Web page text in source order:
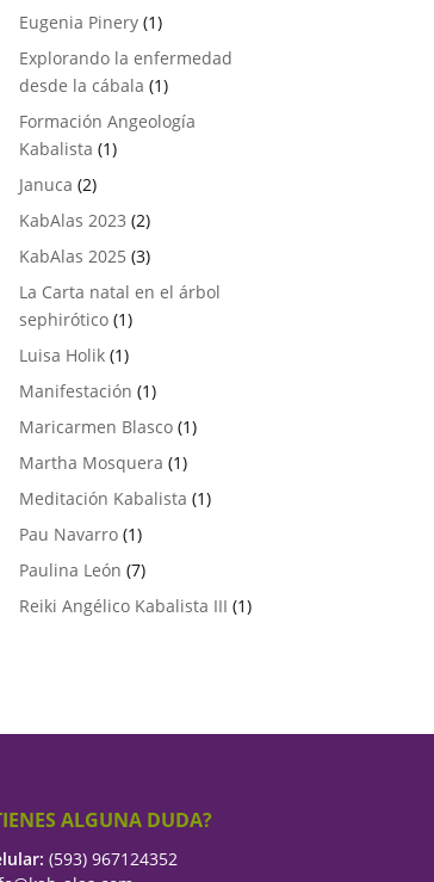
productos
Eugenia Pinery 11
producto
Explorando la enfermedad
desde la cábala 11
producto
Formación Angeología
Kabalista 11
Januca 22
productos
KabAlas 2023 22
productos
KabAlas 2025 33
productos
La Carta natal en el árbol
sephirótico 11
producto
Luisa Holik 11
producto
Manifestación 11
producto
Maricarmen Blasco 11
Martha Mosquera 11
producto
Meditación Kabalista 11
Pau Navarro 11
producto
Paulina León 77
productos
Reiki Angélico Kabalista III 11
ALGUNA DUDA?
(593) 967124352